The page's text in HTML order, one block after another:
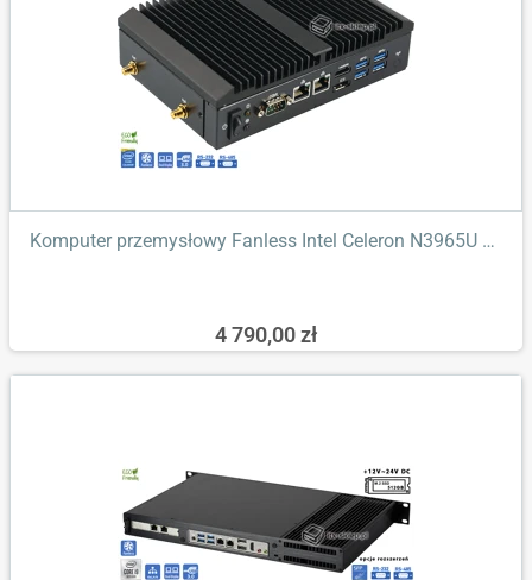
Komputer przemysłowy Fanless Intel Celeron N3965U 8GB RAM 2xLAN...
4 790,00 zł